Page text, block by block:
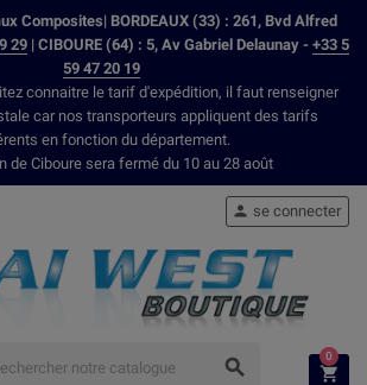
Composites| BORDEAUX (33) : 261, Bvd Alfred
29| CIBOURE (64) : 5, Av Gabriel Delaunay - +33 5
59 47 20 19
connaitre le tarif d'expédition, il faut renseigner
car nos transporteurs appliquent des tarifs
en fonction du département.
de Ciboure sera fermé du 10 au 28 août

 se connecter

0